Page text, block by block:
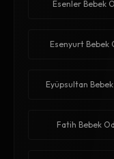
Esenler Bebek
Esenyurt Bebek
Eyüpsultan
Fatih Bebek